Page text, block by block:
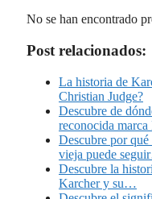
No se han encontrado
Post relacionados:
La historia de
Christian Judge?
Descubre de
reconocida
Descubre por
vieja puede
Descubre la
Karcher y su…